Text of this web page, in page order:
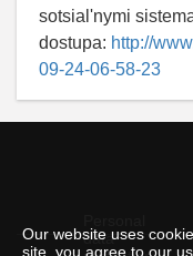
Our website uses
site, you agree to our
sotsial'nymi
dostupa: http://
09-24-06-58-23
data